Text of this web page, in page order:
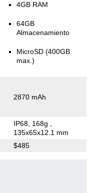
4GB RAM
64GB
Almacenamiento
MicroSD (400GB
max.)
2870 mAh
IP68, 168g
135x65x12.1 mm
$485